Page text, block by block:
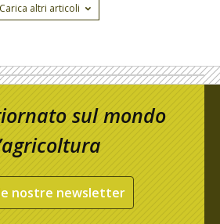
Carica altri articoli
sul mondo
nostre newsletter